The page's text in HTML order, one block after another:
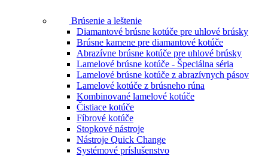
Brúsenie a leštenie
Diamantové brúsne kotúče pre uhlové brúsky
Brúsne kamene pre diamantové kotúče
Abrazívne brúsne kotúče pre uhlové brúsky
Lamelové brúsne kotúče - Špeciálna séria
Lamelové brúsne kotúče z abrazívnych pásov
Lamelové kotúče z brúsneho rúna
Kombinované lamelové kotúče
Čistiace kotúče
Fíbrové kotúče
Stopkové nástroje
Nástroje Quick Change
Systémové príslušenstvo